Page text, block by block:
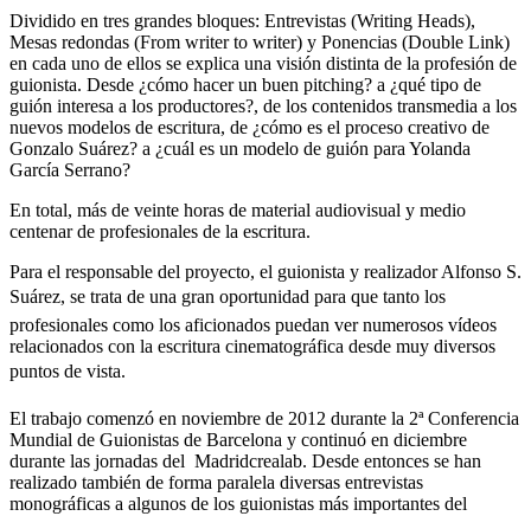
Dividido en tres grandes bloques: Entrevistas (Writing Heads),
Mesas redondas (From writer to writer) y Ponencias (Double Link)
en cada uno de ellos se explica una visión distinta de la profesión de
guionista. Desde ¿cómo hacer un buen pitching? a ¿qué tipo de
guión interesa a los productores?, de los contenidos transmedia a los
nuevos modelos de escritura, de ¿cómo es el proceso creativo de
Gonzalo Suárez? a ¿cuál es un modelo de guión para Yolanda
García Serrano?
En total, más de veinte horas de material audiovisual y medio
centenar de profesionales de la escritura.
Para el responsable del proyecto, el guionista y realizador Alfonso S.
Suárez, se trata de una gran oportunidad para que tanto los
profesionales como los aficionados puedan ver numerosos vídeos
relacionados con la escritura cinematográfica desde muy diversos
puntos de vista.
El trabajo comenzó en noviembre de 2012 durante la 2ª Conferencia
Mundial de Guionistas de Barcelona y continuó en diciembre
durante las jornadas del Madridcrealab. Desde entonces se han
realizado también de forma paralela diversas entrevistas
monográficas a algunos de los guionistas más importantes del